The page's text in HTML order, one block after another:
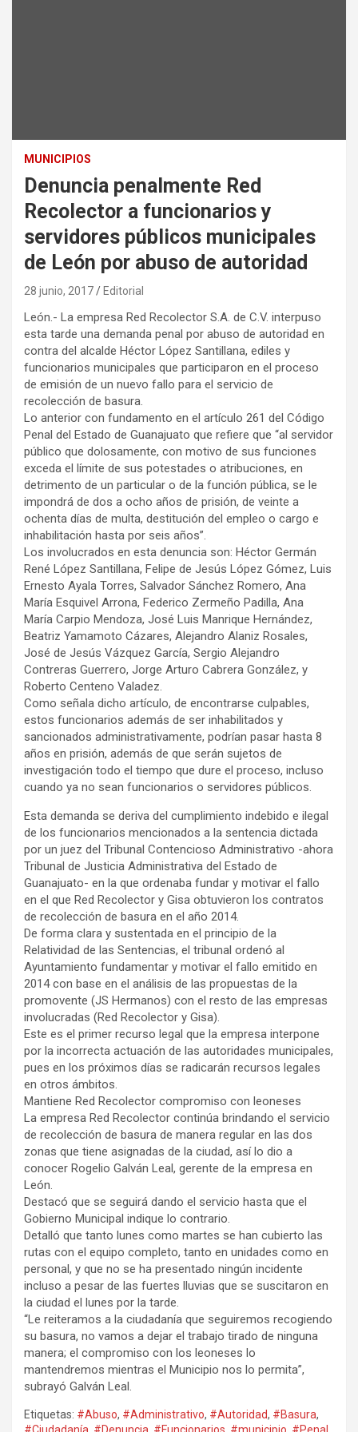
MUNICIPIOS
Denuncia penalmente Red
Recolector a funcionarios y
servidores públicos municipales
de León por abuso de autoridad
28 junio, 2017 Editorial
León.- La empresa Red Recolector S.A. de C.V. interpuso
esta tarde una demanda penal por abuso de autoridad en
contra del alcalde Héctor López Santillana, ediles y
funcionarios municipales que participaron en el proceso
de emisión de un nuevo fallo para el servicio de
recolección de basura.
Lo anterior con fundamento en el artículo 261 del Código
Penal del Estado de Guanajuato que refiere que “al servidor
público que dolosamente, con motivo de sus funciones
exceda el límite de sus potestades o atribuciones, en
detrimento de un particular o de la función pública, se le
impondrá de dos a ocho años de prisión, de veinte a
ochenta días de multa, destitución del empleo o cargo e
inhabilitación hasta por seis años”.
Los involucrados en esta denuncia son: Héctor Germán
René López Santillana, Felipe de Jesús López Gómez, Luis
Ernesto Ayala Torres, Salvador Sánchez Romero, Ana
María Esquivel Arrona, Federico Zermeño Padilla, Ana
María Carpio Mendoza, José Luis Manrique Hernández,
Beatriz Yamamoto Cázares, Alejandro Alaniz Rosales,
José de Jesús Vázquez García, Sergio Alejandro
Contreras Guerrero, Jorge Arturo Cabrera González, y
Roberto Centeno Valadez.
Como señala dicho artículo, de encontrarse culpables,
estos funcionarios además de ser inhabilitados y
sancionados administrativamente, podrían pasar hasta 8
años en prisión, además de que serán sujetos de
investigación todo el tiempo que dure el proceso, incluso
cuando ya no sean funcionarios o servidores públicos.
Esta demanda se deriva del cumplimiento indebido e ilegal
de los funcionarios mencionados a la sentencia dictada
por un juez del Tribunal Contencioso Administrativo -ahora
Tribunal de Justicia Administrativa del Estado de
Guanajuato- en la que ordenaba fundar y motivar el fallo
en el que Red Recolector y Gisa obtuvieron los contratos
de recolección de basura en el año 2014.
De forma clara y sustentada en el principio de la
Relatividad de las Sentencias, el tribunal ordenó al
Ayuntamiento fundamentar y motivar el fallo emitido en
2014 con base en el análisis de las propuestas de la
promovente (JS Hermanos) con el resto de las empresas
involucradas (Red Recolector y Gisa).
Este es el primer recurso legal que la empresa interpone
por la incorrecta actuación de las autoridades municipales,
pues en los próximos días se radicarán recursos legales
en otros ámbitos.
Mantiene Red Recolector compromiso con leoneses
La empresa Red Recolector continúa brindando el servicio
de recolección de basura de manera regular en las dos
zonas que tiene asignadas de la ciudad, así lo dio a
conocer Rogelio Galván Leal, gerente de la empresa en
León.
Destacó que se seguirá dando el servicio hasta que el
Gobierno Municipal indique lo contrario.
Detalló que tanto lunes como martes se han cubierto las
rutas con el equipo completo, tanto en unidades como en
personal, y que no se ha presentado ningún incidente
incluso a pesar de las fuertes lluvias que se suscitaron en
la ciudad el lunes por la tarde.
“Le reiteramos a la ciudadanía que seguiremos recogiendo
su basura, no vamos a dejar el trabajo tirado de ninguna
manera; el compromiso con los leoneses lo
mantendremos mientras el Municipio nos lo permita”,
subrayó Galván Leal.
Etiquetas: #Abuso, #Administrativo, #Autoridad, #Basura,